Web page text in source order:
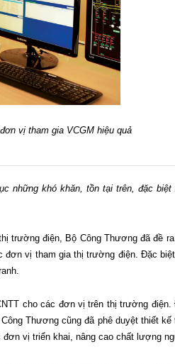
vị tham gia VCGM hiệu quả
những khó khăn, tồn tại trên, đặc
trường điện, Bộ Công Thương đã đề
vị tham gia thị trường điện. Đặc
cho các đơn vị trên thị trường
Thương cũng đã phê duyệt thiết
vị triển khai, nâng cao chất lượng